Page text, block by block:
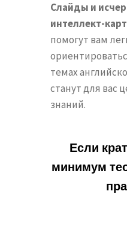
Слайды и
интеллект-
помогут вам
темах
станут для вас
знаний.
Если
минимум